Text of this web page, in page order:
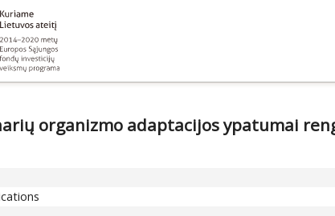
organizmo adaptacijos ypatumai